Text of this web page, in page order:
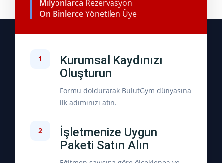
Milyonlarca Rezervasyon
On BinlerceYönetilen Üye
1
Kurumsal Kaydınızı
Oluşturun
Formu doldurarak BulutGym dünyasına
ilk adımınızı atın.
2
İşletmenize Uygun
Paketi Satın Alın